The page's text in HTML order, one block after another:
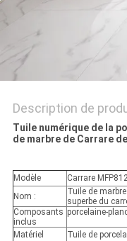
POLITIQUE
DE
Description de
Tuile numérique de la
de marbre de Carrare
Modèle
Carrare
Nom :
Tuile de
superbe du
Composants
inclus
porcelaine-
Matériel Tuile de